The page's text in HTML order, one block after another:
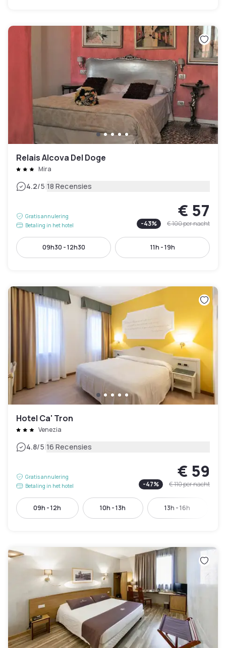
Relais Alcova Del Doge
Mira
4.2/5|18 Recensies
Gratis annulering
Betaling in het hotel
€ 57
-43% € 100per nacht
09h30 - 12h30 11h - 19h
Hotel Ca' Tron
Venezia
4.8/5|16 Recensies
Gratis annulering
Betaling in het hotel
€ 59
-47% € 110per nacht
09h - 12h 10h - 13h 13h - 16h